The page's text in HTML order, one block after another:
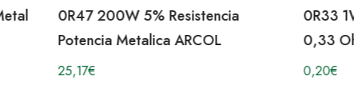
0R47 200W 5% Resistencia
Potencia Metalica ARCOL
25,17€
0R33
0,33
0,20€